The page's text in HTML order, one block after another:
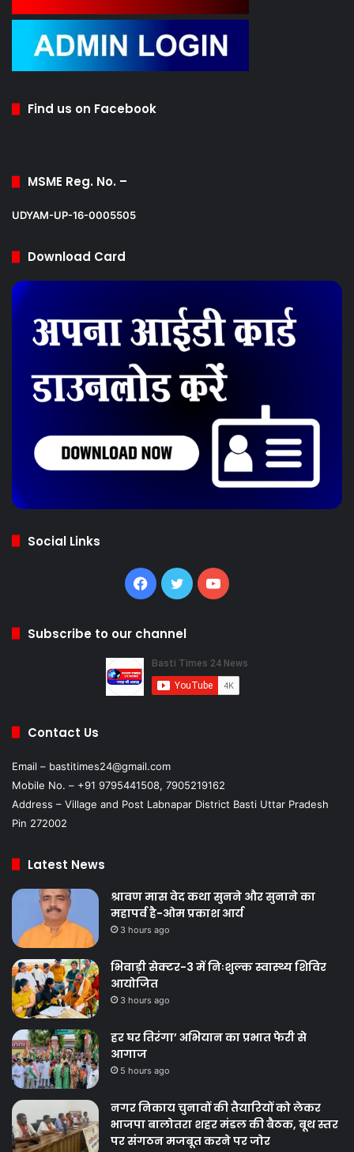
Find us on Facebook
MSME Reg. No. –
UDYAM-UP-16-0005505
Download Card
Social Links
Facebook
TwitterYouTube
Subscribe to our channel
Contact Us
Email – bastitimes24@gmail.com
Mobile No. – +91 9795441508, 7905219162
Address – Village and Post Labnapar District Basti Uttar Pradesh
Pin 272002
Latest News
श्रावण मास वेद कथा सुनने और सुनाने का
महापर्व है-ओम प्रकाश आर्य
3 hours ago
भिवाड़ी सेक्टर-3 में निःशुल्क स्वास्थ्य शिविर
आयोजित
3 hours ago
हर घर तिरंगा’ अभियान का प्रभात फेरी से
आगाज
5 hours ago
नगर निकाय चुनावों की तैयारियों को लेकर
भाजपा बालोतरा शहर मंडल की बैठक, बूथ स्तर
पर संगठन मजबूत करने पर जोर